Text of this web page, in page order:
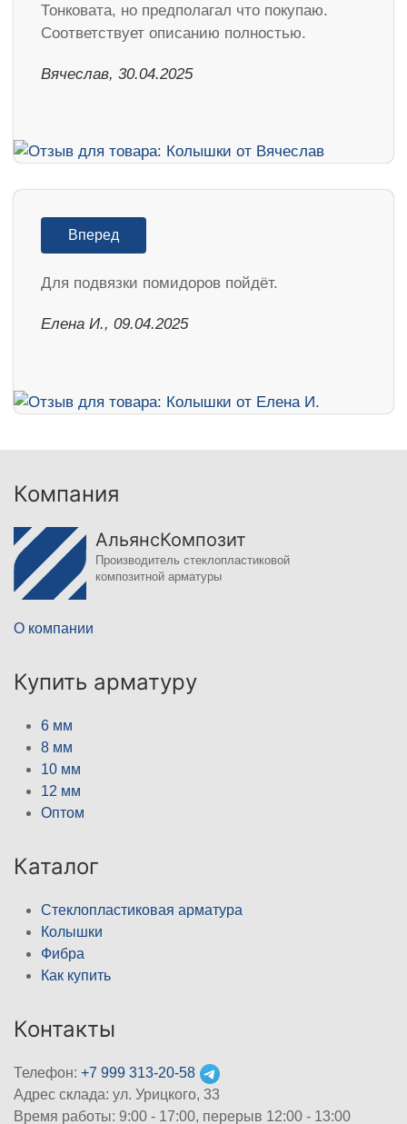
Тонковата, но предполагал что покупаю.
Соответствует описанию полностью.
Вячеслав, 30.04.2025
Вперед
Для подвязки помидоров пойдёт.
Елена И., 09.04.2025
Компания
АльянсКомпозит
Производитель стеклопластиковой
композитной арматуры
О компании
Купить арматуру
6 мм
8 мм
10 мм
12 мм
Оптом
Каталог
Стеклопластиковая арматура
Колышки
Фибра
Как купить
Контакты
Телефон: +7 999 313-20-58
Адрес склада: ул. Урицкого, 33
Время работы: 9:00 - 17:00, перерыв 12:00 - 13:00